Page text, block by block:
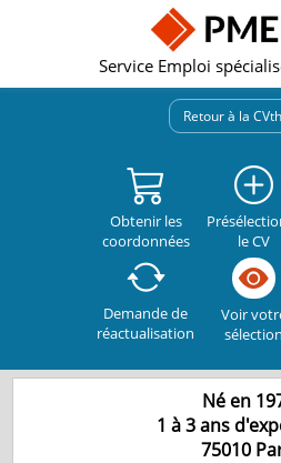
Service Emploi
Retour à la
Obtenir les
coordonnées
le CV
Demande de
réactualisation
Voir
sélection
Né en
1 à 3 ans
75010